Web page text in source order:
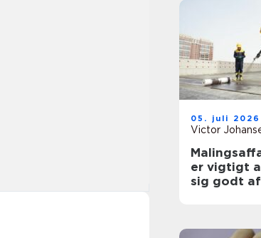
05. juli 2026
Victor
er vigtigt
sig godt af